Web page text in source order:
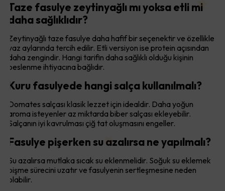
Taze fasulye zeytinyağlı mı yoksa etli mi
daha sağlıklıdır?
Zeytinyağlı taze fasulye daha hafif bir seçenektir ve özellikle
yaz aylarında tercih edilir. Etli versiyon ise protein açısından
daha zengindir. Hangi tarifin daha sağlıklı olduğu kişinin
beslenme ihtiyacına bağlıdır.
Kuru fasulyede hangi salça kullanılmalı?
Domates salçası klasik lezzet için idealdir. Daha yoğun
aroma isteyenler az miktarda biber salçası ekleyebilir.
Salçanın iyi kavrulması çiğ tat oluşmasını engeller.
Fasulye pişerken su azalırsa ne yapılmalı?
Su azalırsa mutlaka sıcak su eklenmelidir. Soğuk su eklemek
pişme sürecini uzatır ve fasulyenin sertleşmesine neden
olabilir.